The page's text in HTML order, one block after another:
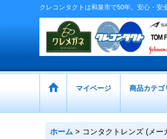
クレコンタクトは和泉市で50年。安心・安
マイページ 商品カテゴ
ホーム > コンタクトレンズ (メー